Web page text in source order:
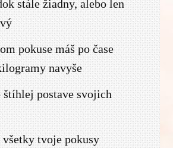
stále žiadny, alebo len
pokuse máš po čase
navyše
štíhlej postave svojich
tvoje pokusy